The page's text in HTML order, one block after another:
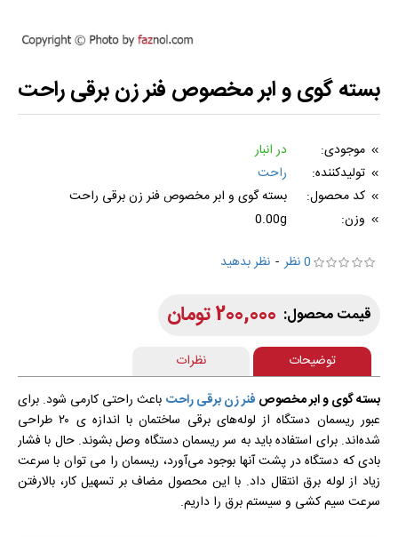
بسته گوی و ابر مخصوص فنر زن برقی راحت
موجودی:
در انبار
تولیدکننده:
راحت
کد محصول:
بسته گوی و ابر مخصوص فنر زن برقی راحت
وزن:
0.00g
0 نظر
- نظر بدهید
200,000 تومان
توضیحات
نظرات
بسته گوی و ابر مخصوص فنر زن برقی راحت باعث راحتی کارمی شود. برای
عبور ریسمان دستگاه از لوله‌های برقی ساختمان با اندازه ی ۲۰ طراحی
شده‌اند. برای استفاده باید به سر ریسمان دستگاه وصل بشوند. حال با فشار
بادی که دستگاه در پشت آنها بوجود می‌آورد، ریسمان را می توان با سرعت
زیاد از لوله برق انتقال داد. با این محصول مضاف بر تسهیل کار، بالارفتن
سرعت سیم کشی و سیستم برق را داریم.